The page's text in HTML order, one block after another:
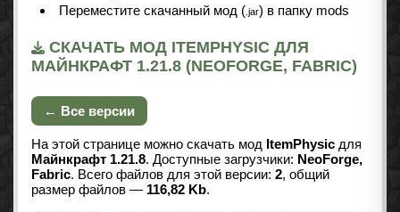
Переместите скачанный мод ( .jar) в папку mods
СКАЧАТЬ МОД ITEMPHYSIC ДЛЯ
МАЙНКРАФТ 1.21.8 (NEOFORGE, FABRIC)
← Все версии
На этой странице можно скачать мод ItemPhysic для
Майнкрафт 1.21.8. Доступные загрузчики: NeoForge,
Fabric. Всего файлов для этой версии: 2, общий
размер файлов — 116,82 Kb.